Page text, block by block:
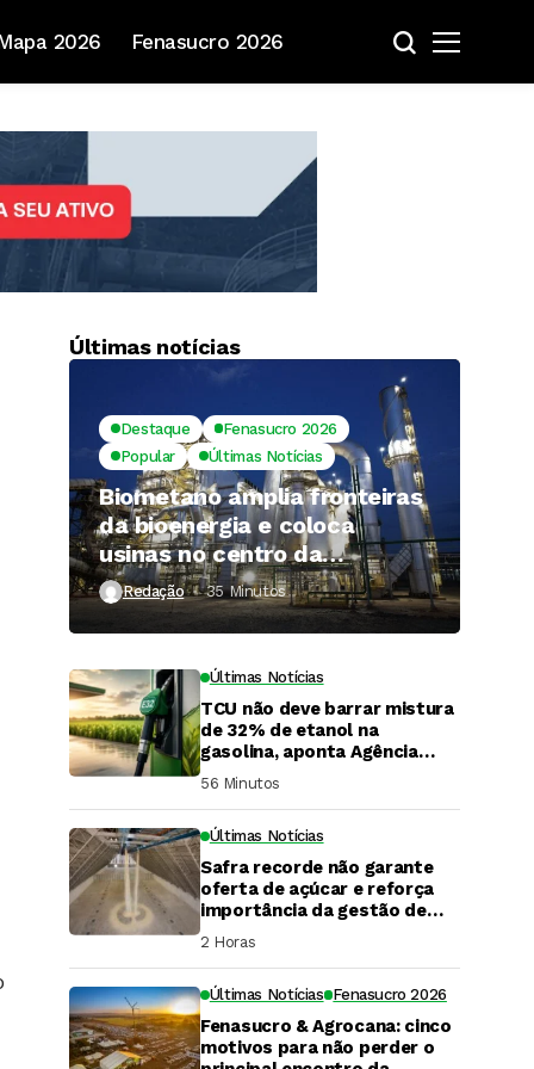
2026 Fenasucro 2026
Últimas notícias
Destaque
Fenasucro 2026
Popular
Últimas Notícias
Biometano amplia fronteiras
da bioenergia e coloca
usinas no centro da
expansão do gás renovável
Redação 35 Minutos ⁮
Últimas Notícias
TCU não deve barrar mistura
de 32% de etanol na
gasolina, aponta Agência
iNFRA
56 Minutos ⁮
Últimas Notícias
Safra recorde não garante
oferta de açúcar e reforça
importância da gestão de
risco
2 Horas ⁮
Últimas Notícias Fenasucro 2026
Fenasucro & Agrocana: cinco
motivos para não perder o
DaCana Cast